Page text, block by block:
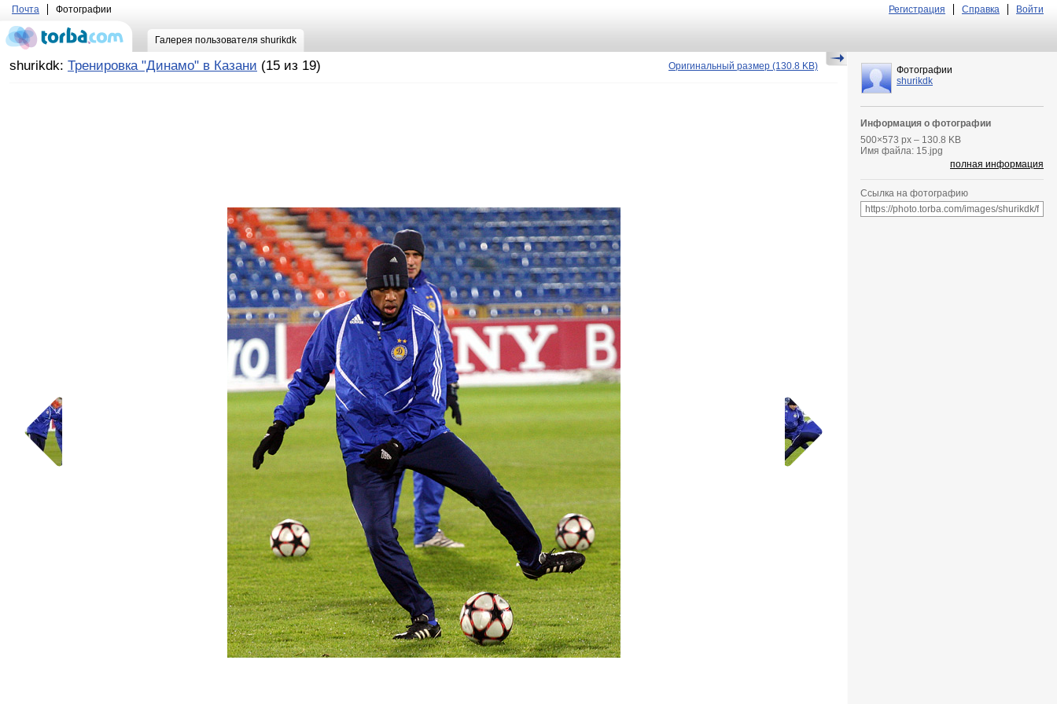
Почта Фотографии Регистрация Справка Войти
Галерея пользователя shurikdk
shurikdk: Тренировка "Динамо" в Казани (15 из 19) Оригинальный размер (130.8 KB)
Фотографии
shurikdk
Информация о фотографии
500×573 px – 130.8 KB
Имя файла: 15.jpg
полная информация
Ссылка на фотографию